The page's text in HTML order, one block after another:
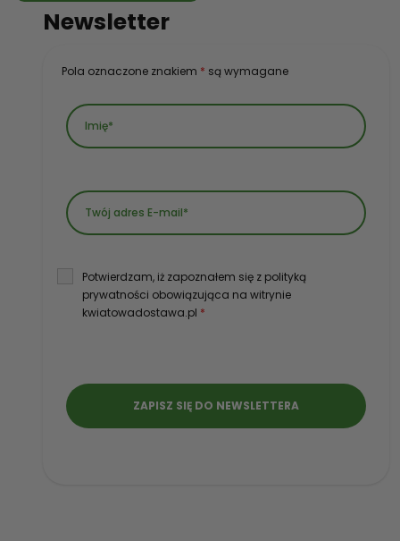
Newsletter
Pola oznaczone znakiem * są wymagane
Potwierdzam, iż zapoznałem się z polityką
prywatności obowiązująca na witrynie
kwiatowadostawa.pl *